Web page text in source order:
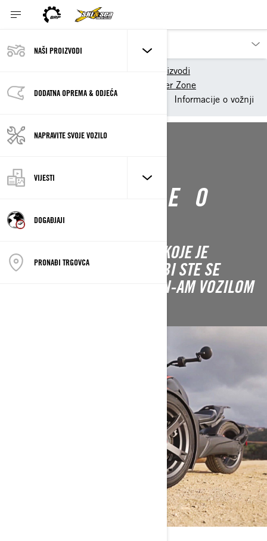
NAŠI PROIZVODI
DODATNA OPREMA & ODJEĆA
NAPRAVITE SVOJE VOZILO
VIJESTI
DOGAĐJAJI
PRONAĐI TRGOVCA
Naši proizvodi
Owner Zone
Tricikel Can-am On-road
Informacije o vožnji
INFORMACIJE O
VOŽNJI
SVE BITNE INFORMACIJE KOJE JE
POTREBNO DA ZNATE DA BI STE SE
VOZILI SVOJIM NOVIM CAN-AM VOZILOM